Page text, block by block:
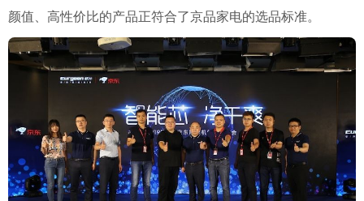
颜值、高性价比的产品正符合了京品家电的选品标准。